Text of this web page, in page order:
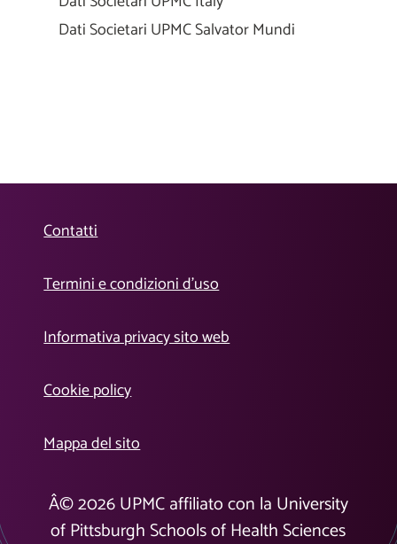
Dati Societari UPMC Salvator Mundi
Contatti
Termini e condizioni d’uso
Informativa privacy sito web
Cookie policy
Mappa del sito
Â©2026UPMC affiliato con la University
of Pittsburgh Schools of Health Sciences